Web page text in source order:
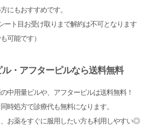
にもおすすめです。
ート目お受け取りまで解約は不可となります
可能です）
ル・アフターピルなら送料無料
中用量ピルや、アフターピルは送料無料！
時処方で診療代も無料になります。
お薬をすぐに服用したい方も利用しやすい◎